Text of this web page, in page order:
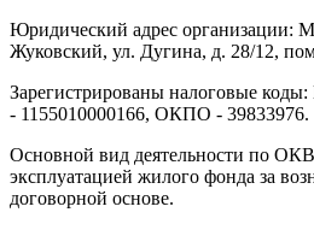
Юридический адрес организации:
Жуковский, ул. Дугина, д. 28/12,
Зарегистрированы налоговые
- 1155010000166, ОКПО - 39833976.
Основной вид деятельности по
эксплуатацией жилого фонда за
договорной основе.